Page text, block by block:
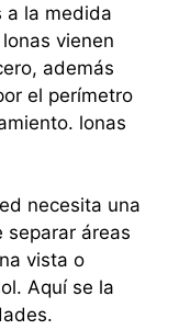
a la medida
vienen
además
el perímetro
lonas
necesita una
separar áreas
vista o
Aquí se la